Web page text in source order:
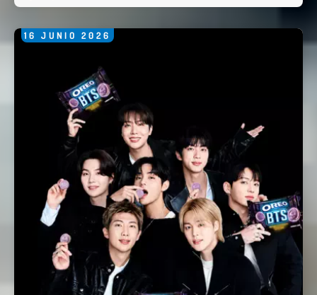
16 JUNIO 2026
Comentario *
Enviar